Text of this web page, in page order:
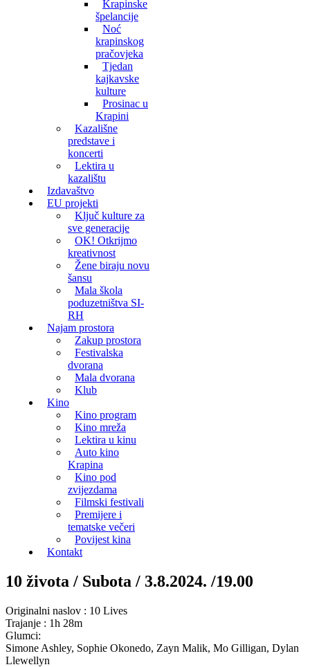
Krapinske
špelancije
Noć
krapinskog
pračovjeka
Tjedan
kajkavske
kulture
Prosinac u
Krapini
Kazališne
predstave i
koncerti
Lektira u
kazalištu
Izdavaštvo
EU projekti
Ključ kulture za
sve generacije
OK! Otkrijmo
kreativnost
Žene biraju novu
šansu
Mala škola
poduzetništva SI-
RH
Najam prostora
Zakup prostora
Festivalska
dvorana
Mala dvorana
Klub
Kino
Kino program
Kino mreža
Lektira u kinu
Auto kino
Krapina
Kino pod
zvijezdama
Filmski festivali
Premijere i
tematske večeri
Povijest kina
Kontakt
10 života / Subota / 3.8.2024. /19.00
Originalni naslov : 10 Lives
Trajanje : 1h 28m
Glumci:
Simone Ashley, Sophie Okonedo, Zayn Malik, Mo Gilligan, Dylan
Llewellyn